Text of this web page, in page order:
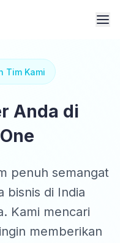
Tim Kami
Anda di
penuh semangat
bisnis di India
Kami mencari
memberikan